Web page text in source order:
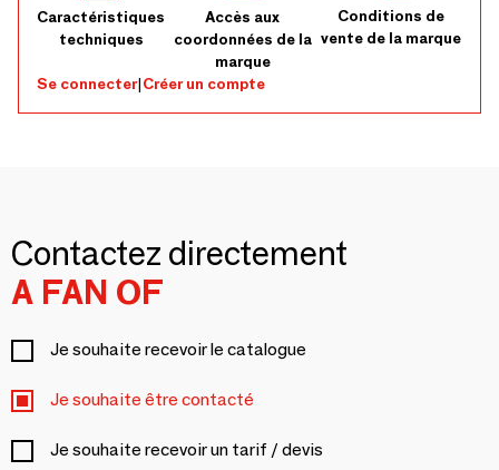
Caractéristiques
techniques
Accès aux
coordonnées de la
marque
Conditions de
vente de la marque
Se connecter|Créer un compte
Contactez directement
A FAN OF
Je souhaite recevoir le catalogue
Je souhaite être contacté
Je souhaite recevoir un tarif / devis